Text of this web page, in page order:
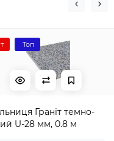
Топ
Граніт темно-
U-28 мм, 0.8 м